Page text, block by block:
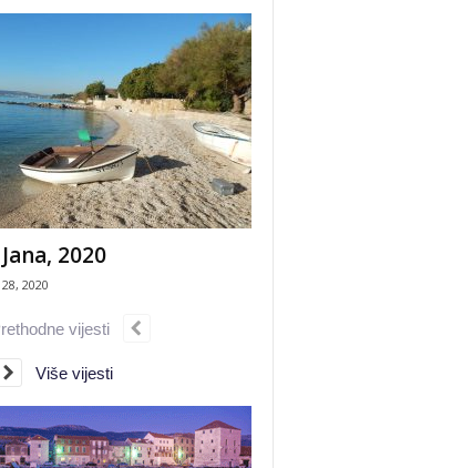
2020
2020
vijesti
Više vijesti